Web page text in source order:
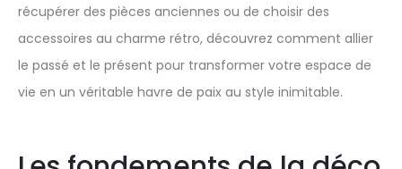
récupérer des pièces anciennes ou de choisir des
accessoires au charme rétro, découvrez comment allier
le passé et le présent pour transformer votre espace de
vie en un véritable havre de paix au style inimitable.